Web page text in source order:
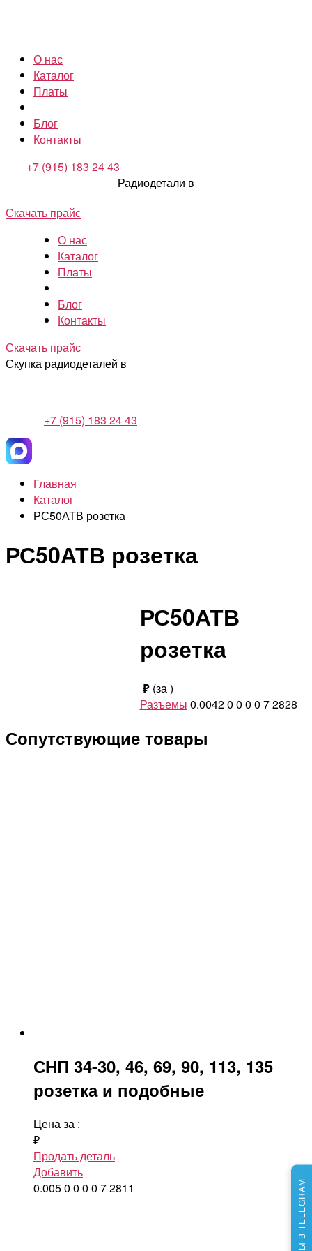
О нас
Каталог
Платы
Блог
Контакты
+7 (915) 183 24 43
Радиодетали в
Скачать прайс
О нас
Каталог
Платы
Блог
Контакты
Скачать прайс
Скупка радиодеталей в
+7 (915) 183 24 43
Главная
Каталог
РС50АТВ розетка
РС50АТВ розетка
РС50АТВ
розетка
₽ (за)
Разъемы 0.00420 0 0 0 72828
Сопутствующие товары
СНП 34-30, 46, 69, 90, 113, 135
розетка и подобные
Цена за :
₽
Продать деталь
Добавить
0.0050 0 0 0 72811 МЫ В TELEGRAM